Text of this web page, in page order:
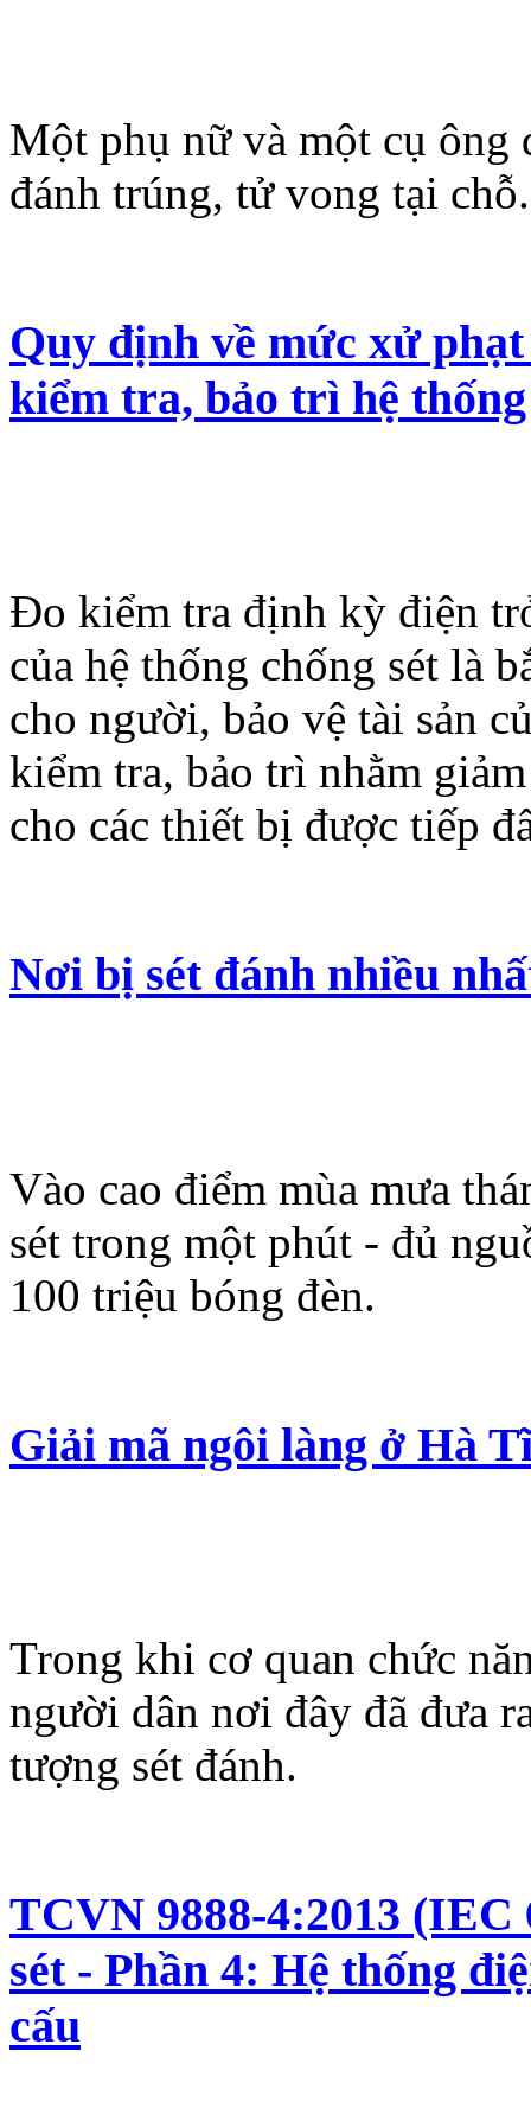
Một phụ nữ và một cụ ông
đánh trúng, tử vong tại chỗ.
Quy định về mức xử
kiểm tra, bảo trì hệ thống
Đo kiểm tra định kỳ điện
của hệ thống chống sét là
cho người, bảo vệ tài sản
kiểm tra, bảo trì nhằm
cho các thiết bị được tiếp
Nơi bị sét đánh nhiều
Vào cao điểm mùa mưa
sét trong một phút - đủ
100 triệu bóng đèn.
Giải mã ngôi làng ở Hà
Trong khi cơ quan chức
người dân nơi đây đã đưa
tượng sét đánh.
TCVN 9888-4:2013 (IEC
sét - Phần 4: Hệ thống
cấu